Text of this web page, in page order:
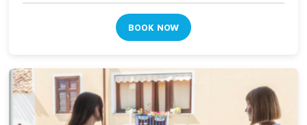
BOOK NOW